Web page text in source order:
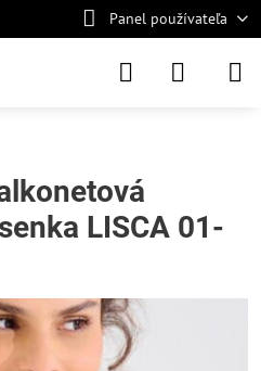
Panel používateľa
LISCA 01-